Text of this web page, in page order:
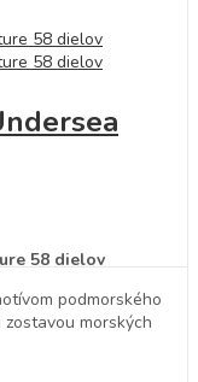
58 dielov
podmorského
morských